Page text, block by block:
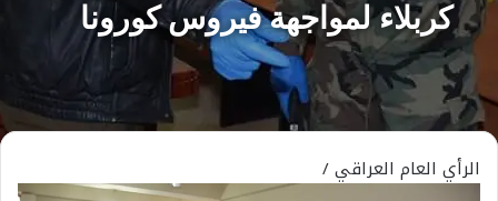
كربلاء لمواجهة فيروس كورونا
الرأي العام العراقي /